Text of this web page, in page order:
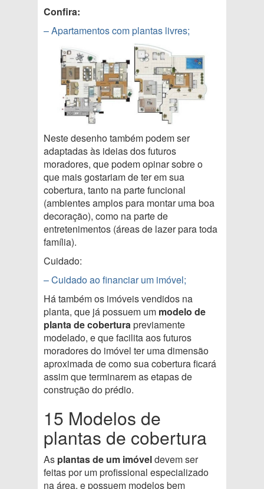
Confira:
– Apartamentos com plantas livres;
Neste desenho também podem ser
adaptadas às ideias dos futuros
moradores, que podem opinar sobre o
que mais gostariam de ter em sua
cobertura, tanto na parte funcional
(ambientes amplos para montar uma boa
decoração), como na parte de
entretenimentos (áreas de lazer para toda
família).
Cuidado:
– Cuidado ao financiar um imóvel;
Há também os imóveis vendidos na
planta, que já possuem um modelo de
planta de cobertura previamente
modelado, e que facilita aos futuros
moradores do imóvel ter uma dimensão
aproximada de como sua cobertura ficará
assim que terminarem as etapas de
construção do prédio.
15 Modelos de
plantas de cobertura
As plantas de um imóveldevem ser
feitas por um profissional especializado
na área, e possuem modelos bem